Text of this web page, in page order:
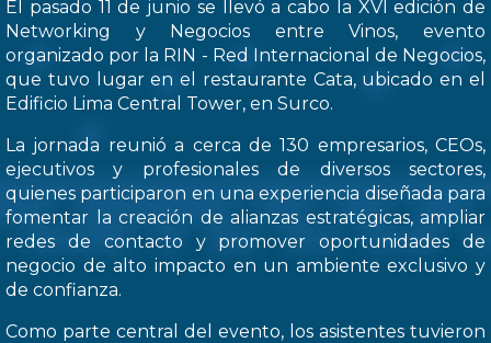
El pasado 11 de junio se llevó a cabo la XVI edición de
Networking y Negocios entre Vinos, evento
organizado por la RIN - Red Internacional de Negocios,
que tuvo lugar en el restaurante Cata, ubicado en el
Edificio Lima Central Tower, en Surco.
La jornada reunió a cerca de 130 empresarios, CEOs,
ejecutivos y profesionales de diversos sectores,
quienes participaron en una experiencia diseñada para
fomentar la creación de alianzas estratégicas, ampliar
redes de contacto y promover oportunidades de
negocio de alto impacto en un ambiente exclusivo y
de confianza.
Como parte central del evento, los asistentes tuvieron